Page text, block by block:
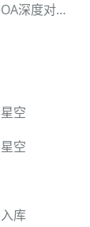
基于轻易云数据集成平台的金蝶云星空与飞书OA深度对接技术实战手册
空
空
库